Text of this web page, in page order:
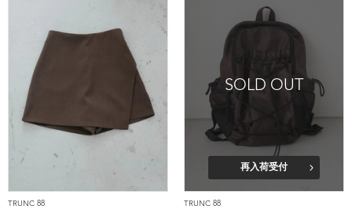
TRUNC 88
SOLD OUT
再入荷受付
TRUNC 88